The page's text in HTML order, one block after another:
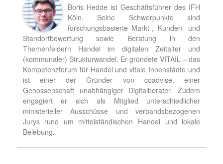
Boris Hedde ist Geschäftsführer des IFH
Köln. Seine Schwerpunkte sind
forschungsbasierte Markt-, Kunden- und
Standortbewertung sowie Beratung in den
Themenfeldern Handel im digitalen Zeitalter und
(kommunaler) Strukturwandel. Er gründete VITAIL – das
Kompetenzforum für Handel und vitale Innenstädte und
ist einer der Gründer von coadvise, einer
Genossenschaft unabhängiger Digitalberater. Zudem
engagiert er sich als Mitglied unterschiedlicher
ministerieller Ausschüsse und verbandsbezogenen
Jurys rund um mittelständischen Handel und lokale
Belebung.